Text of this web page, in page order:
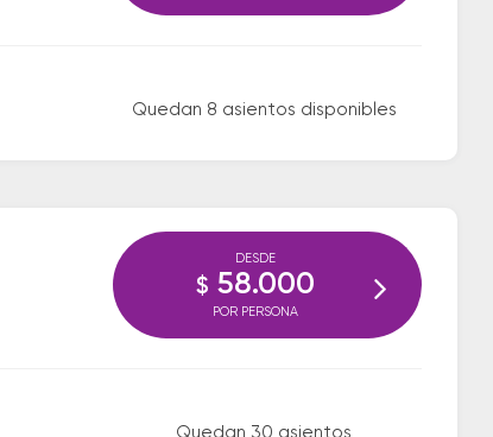
Quedan 8 asientos disponibles
Quedan 30 asientos
DESDE
$ 58.000
POR PERSONA